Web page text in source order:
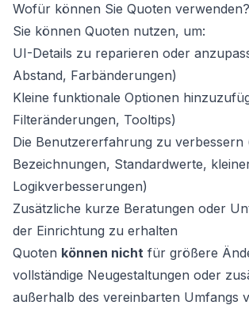
Wofür können Sie Quoten verwenden?
Sie können Quoten nutzen, um:
UI-Details zu reparieren oder
Abstand, Farbänderungen)
Kleine funktionale Optionen
Filteränderungen, Tooltips)
Die Benutzererfahrung zu verbessern
Bezeichnungen, Standardwerte,
Logikverbesserungen)
Zusätzliche kurze Beratungen oder
der Einrichtung zu erhalten
Quoten können nicht für größere
vollständige Neugestaltungen oder
außerhalb des vereinbarten Umfangs